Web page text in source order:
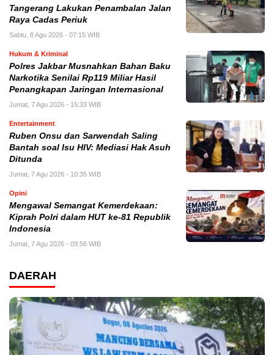
Tangerang Lakukan Penambalan Jalan
Raya Cadas Periuk
Sabtu, 8 Agu 2026 - 07:15 WIB
Hukum & Kriminal
Polres Jakbar Musnahkan Bahan Baku
Narkotika Senilai Rp119 Miliar Hasil
Penangkapan Jaringan Internasional
Jumat, 7 Agu 2026 - 15:33 WIB
Entertainment
Ruben Onsu dan Sarwendah Saling
Bantah soal Isu HIV: Mediasi Hak Asuh
Ditunda
Jumat, 7 Agu 2026 - 10:35 WIB
Opini
Mengawal Semangat Kemerdekaan:
Kiprah Polri dalam HUT ke-81 Republik
Indonesia
Jumat, 7 Agu 2026 - 09:56 WIB
DAERAH